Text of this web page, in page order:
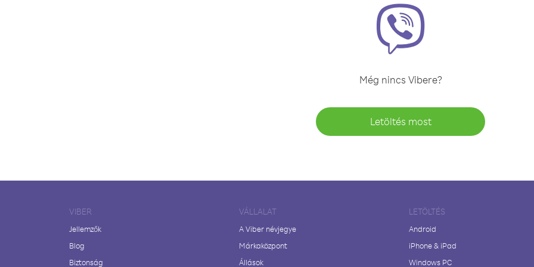
Még nincs Vibere?
Letöltés most
VIBER
Jellemzők
Blog
Biztonság
VÁLLALAT
A Viber névjegye
Márkaközpont
Állások
LETÖLTÉS
Android
iPhone & iPad
Windows PC